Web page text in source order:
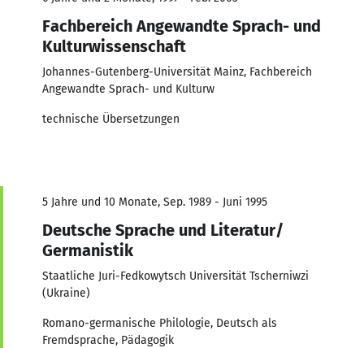
Fachbereich Angewandte Sprach- und
Kulturwissenschaft
Johannes-Gutenberg-Universität Mainz, Fachbereich
Angewandte Sprach- und Kulturw
technische Übersetzungen
5 Jahre und 10 Monate, Sep. 1989 - Juni 1995
Deutsche Sprache und Literatur/
Germanistik
Staatliche Juri-Fedkowytsch Universität Tscherniwzi
(Ukraine)
Romano-germanische Philologie, Deutsch als
Fremdsprache, Pädagogik